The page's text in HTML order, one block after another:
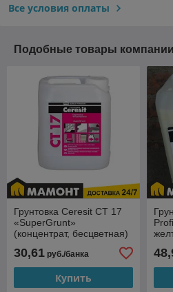
Все условия оплаты
Подобные товары компании
Грунтовка Ceresit CT 17
«SuperGrunt»
(концентрат, бесцветная)
30,61 руб./банка
Купить